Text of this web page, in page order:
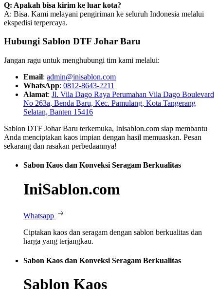
Q: Apakah bisa kirim ke luar kota?
A: Bisa. Kami melayani pengiriman ke seluruh Indonesia melalui
ekspedisi terpercaya.
Hubungi Sablon DTF Johar Baru
Jangan ragu untuk menghubungi tim kami melalui:
Email: admin@inisablon.com
WhatsApp: 0812-8643-2211
Alamat: Jl. Vila Dago Raya Perumahan Vila Dago Boulevard
No 263a, Benda Baru, Kec. Pamulang, Kota Tangerang
Selatan, Banten 15416
Sablon DTF Johar Baru terkemuka, Inisablon.com siap membantu
Anda menciptakan kaos impian dengan hasil memuaskan. Pesan
sekarang dan rasakan perbedaannya!
Sabon Kaos dan Konveksi Seragam Berkualitas
IniSablon.com
Whatsapp
Ciptakan kaos dan seragam dengan sablon berkualitas dan
harga yang terjangkau.
Sabon Kaos dan Konveksi Seragam Berkualitas
Sablon Kaos